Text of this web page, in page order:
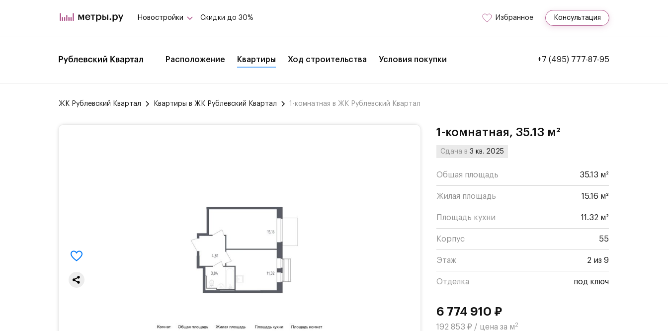
Новостройки Скидки до 30% Избранное Консультация
Расположение Квартиры Ход строительства Условия покупки +7 (495) 777-87-95
ЖК Рублевский Квартал Квартиры в ЖК Рублевский Квартал 1-комнатная в ЖК Рублевский Квартал
1-комнатная, 35.13 м²
Сдача в3 кв. 2025
Общая площадь 35.13 м²
Жилая площадь 15.16 м²
Площадь кухни 11.32 м²
Корпус 55
Этаж 2 из 9
Отделка под ключ
6 774 910 ₽
192 853 ₽ / цена за м2